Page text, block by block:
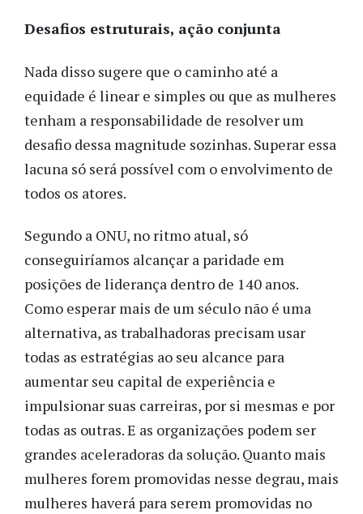
Desafios estruturais, ação conjunta
Nada disso sugere que o caminho até a
equidade é linear e simples ou que as mulheres
tenham a responsabilidade de resolver um
desafio dessa magnitude sozinhas. Superar essa
lacuna só será possível com o envolvimento de
todos os atores.
Segundo a ONU, no ritmo atual, só
conseguiríamos alcançar a paridade em
posições de liderança dentro de 140 anos.
Como esperar mais de um século não é uma
alternativa, as trabalhadoras precisam usar
todas as estratégias ao seu alcance para
aumentar seu capital de experiência e
impulsionar suas carreiras, por si mesmas e por
todas as outras. E as organizações podem ser
grandes aceleradoras da solução. Quanto mais
mulheres forem promovidas nesse degrau, mais
mulheres haverá para serem promovidas no